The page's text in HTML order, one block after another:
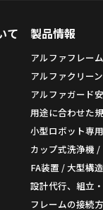
て 製品情報
アルファフレー
アルファクリー
アルファガード
用途に合わせた
小型ロボット専
カップ式洗浄機 /
FA装置 / 大型構
設計代行、組立
フレームの接続